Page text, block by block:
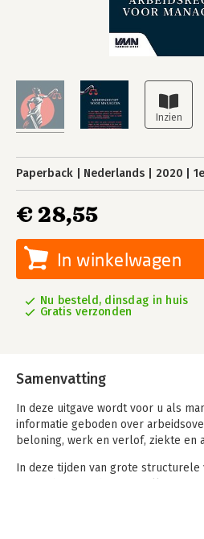
Paperback Nederlands 2020
€ 28,55
In winkelwagen
Nu besteld, dinsdag in huis
Gratis verzonden
Samenvatting
In deze uitgave wordt voor u als
informatie geboden over
beloning, werk en verlof, ziekte en
In deze tijden van grote structurele